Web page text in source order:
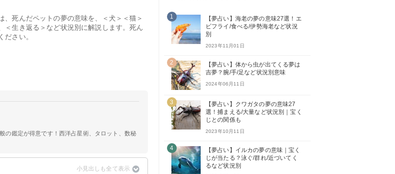
死んだペットの夢の意味を、＜犬＞＜猫＞
＜生き返る＞など状況別に解説します。死ん
さい。
の鑑定が得意です！西洋占星術、タロット、数秘
1
【夢占い】海老の夢の意味27選！エ
ビフライ/食べる/伊勢海老など状況
別
2023年11月01日
2
【夢占い】体から虫が出てくる夢は
吉夢？腕/手/足など状況別意味
2024年06月11日
3
【夢占い】クワガタの夢の意味27
選！捕まえる/大量など状況別｜宝く
じとの関係も
2023年10月11日
4
【夢占い】イルカの夢の意味｜宝く
じが当たる？泳ぐ/群れ/近づいてく
るなど状況別